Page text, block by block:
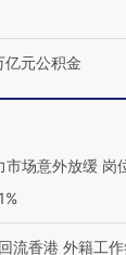
亿元公积金
市场意外放缓 岗
流香港 外籍工